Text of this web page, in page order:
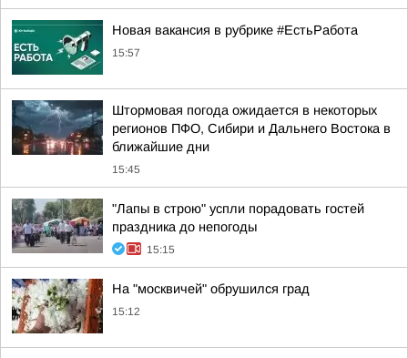
Новая вакансия в рубрике #ЕстьРабота
15:57
Штормовая погода ожидается в некоторых
регионов ПФО, Сибири и Дальнего Востока в
ближайшие дни
15:45
"Лапы в строю" успли порадовать гостей
праздника до непогоды
15:15
На "москвичей" обрушился град
15:12